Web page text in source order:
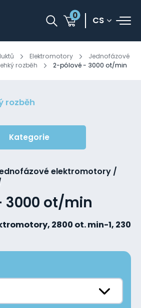
0 CS
Elektromotory
Jednofázové
rozběh 2-pólové - 3000 ot/min
rozběh
Kategorie
elektromotory /
3000 ot/min
2800 ot. min-1, 230